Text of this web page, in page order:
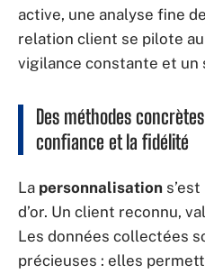
active, une analyse fine
relation client se pilote
vigilance constante et un
Des méthodes
confiance et la fidélité
La personnalisation
d’or. Un client reconnu,
Les données collectées
précieuses : elles